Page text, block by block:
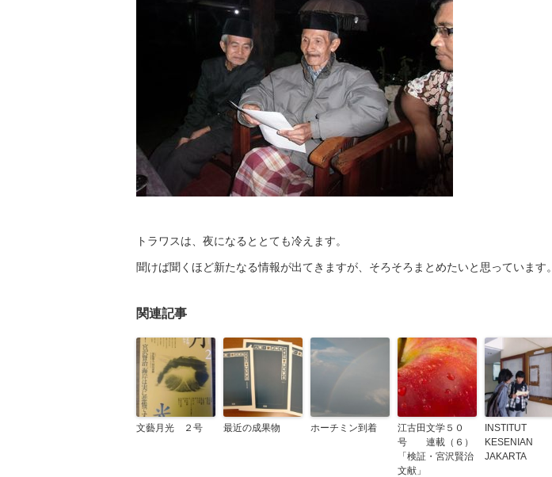
トラワスは、夜になるととても冷えます。
聞けば聞くほど新たなる情報が出てきますが、そろそろまとめたいと思っています。
関連記事
文藝月光 ２号 最近の成果物 ホーチミン到着
江古田文学５０
号 連載（６）
「検証・宮沢賢治
文献」
INSTITUT
KESENIAN
JAKARTA